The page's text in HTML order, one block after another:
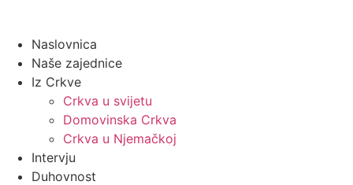
Naslovnica
Naše zajednice
Iz Crkve
Crkva u svijetu
Domovinska Crkva
Crkva u Njemačkoj
Intervju
Duhovnost